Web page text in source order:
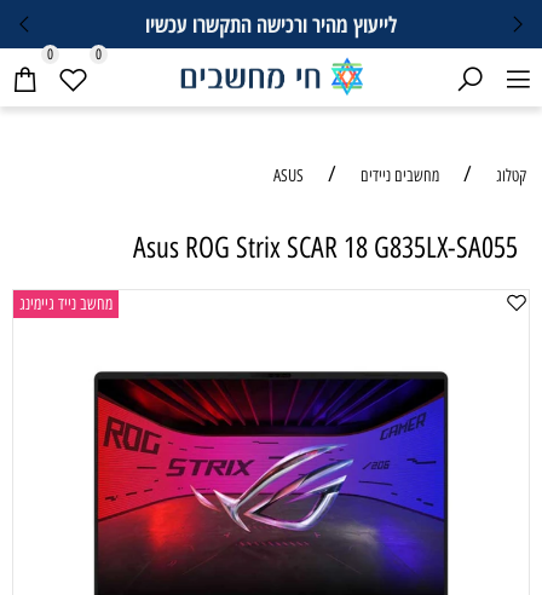
לייעוץ מהיר ורכישה התקשרו עכשיו
0 0
קטלוג / מחשבים ניידים /
ASUS
Asus ROG Strix SCAR 18 G835LX-SA055
מחשב נייד גיימינג